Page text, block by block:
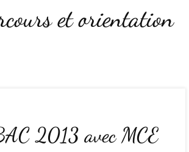
et orientation
2013 avec MCE